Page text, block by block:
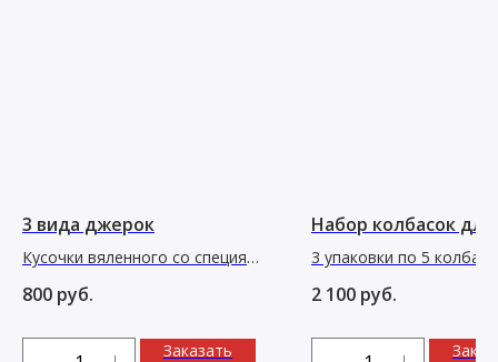
3 вида джерок
Кусочки вяленного со специями
800 руб.
Заказать
Набор колбасок для
3 упаковки по 5
2 100 руб.